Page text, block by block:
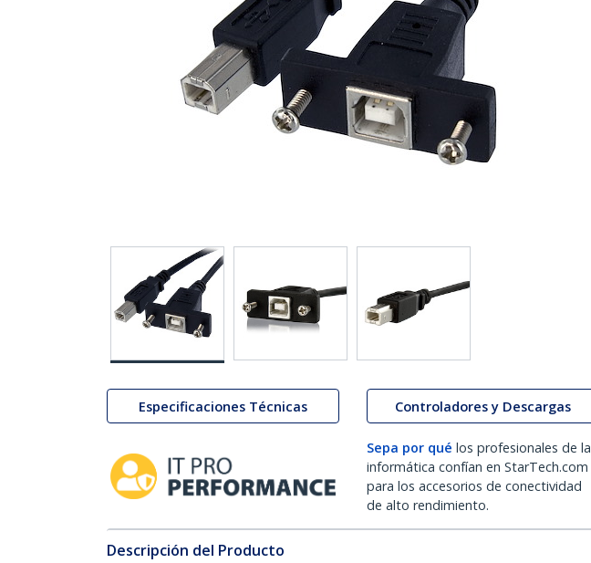
Especificaciones Técnicas Controladores y Descargas
Sepa por qué los profesionales de la
informática confían en StarTech.com
para los accesorios de conectividad
de alto rendimiento.
Descripción del Producto